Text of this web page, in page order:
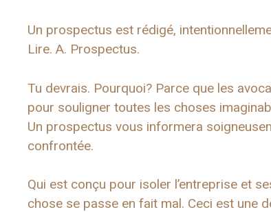
Un prospectus est rédigé,
Lire. A. Prospectus.
Tu devrais. Pourquoi? Parce que les
pour souligner toutes les choses
Un prospectus vous informera
confrontée.
Qui est conçu pour isoler l’entreprise et
chose se passe en fait mal. Ceci est une